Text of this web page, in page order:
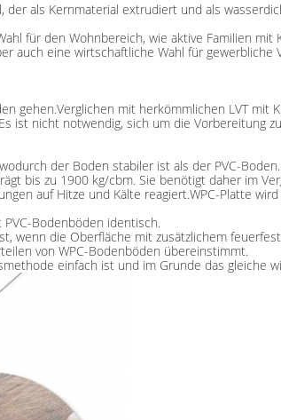
als Kernmaterial extrudiert und als
für den Wohnbereich, wie aktive Familien
auch eine wirtschaftliche Wahl für
gehen.Verglichen mit herkömmlichen LVT mit
nicht notwendig, sich um die Vorbereitung
der Boden stabiler ist als der PVC-Boden.
bis zu 1900 kg/cbm. Sie benötigt daher im
auf Hitze und Kälte reagiert.WPC-Platte
Bodenböden identisch.
wenn die Oberfläche mit zusätzlichem
von WPC-Bodenböden übereinstimmt.
einfach ist und im Grunde das gleiche